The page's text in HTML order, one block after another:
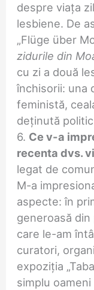
despre viața
lesbiene. De
„Flüge über
zidurile din
cu zi a două
închisorii: una
feministă,
deținută
6. Ce v-a
recenta dvs.
legat de
M-a
aspecte: în
generoasă
care le-am
curatori,
expoziția
simplu